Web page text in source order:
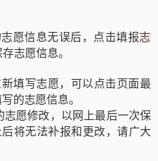
愿信息无误后，点击填报志
志愿信息。
填写志愿，可以点击页面最
的志愿信息。
志愿修改，以网上最后一次保
将无法补报和更改，请广大